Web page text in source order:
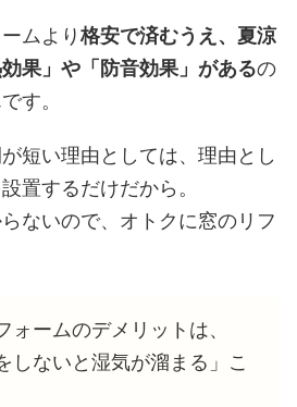
ムより格安で済むうえ、夏涼
果」や「防音効果」があるの
す。
短い理由としては、理由とし
置するだけだから。
ないので、オトクに窓のリフ
ォームのデメリットは、
しないと湿気が溜まる」こ